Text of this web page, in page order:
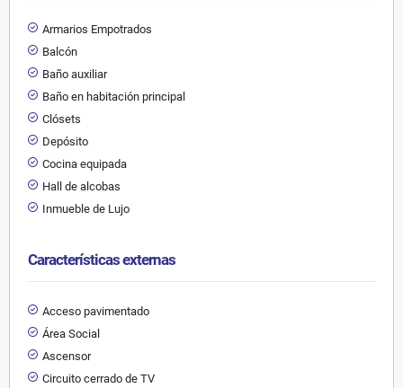
Armarios Empotrados
Balcón
Baño auxiliar
Baño en habitación principal
Clósets
Depósito
Cocina equipada
Hall de alcobas
Inmueble de Lujo
Características externas
Acceso pavimentado
Área Social
Ascensor
Circuito cerrado de TV